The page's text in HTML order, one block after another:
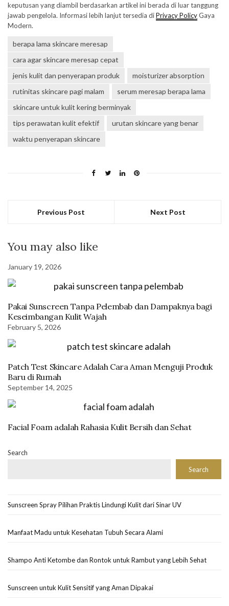
keputusan yang diambil berdasarkan artikel ini berada di luar tanggung
jawab pengelola. Informasi lebih lanjut tersedia diPrivacy PolicyGaya
Modern.
berapa lama skincare meresap
cara agar skincare meresap cepat
jenis kulit dan penyerapan produk
moisturizer absorption
rutinitas skincare pagi malam
serum meresap berapa lama
skincare untuk kulit kering berminyak
tips perawatan kulit efektif
urutan skincare yang benar
waktu penyerapan skincare
Previous Post Next Post
You may also like
January 19, 2026
Pakai Sunscreen Tanpa Pelembab dan Dampaknya bagi
Keseimbangan Kulit Wajah
February 5, 2026
Patch Test Skincare Adalah Cara Aman Menguji Produk
Baru di Rumah
September 14, 2025
Facial Foam adalah Rahasia Kulit Bersih dan Sehat
Search
Search
Sunscreen Spray Pilihan Praktis Lindungi Kulit dari Sinar UV
Manfaat Madu untuk Kesehatan Tubuh Secara Alami
Shampo Anti Ketombe dan Rontok untuk Rambut yang Lebih Sehat
Sunscreen untuk Kulit Sensitif yang Aman Dipakai